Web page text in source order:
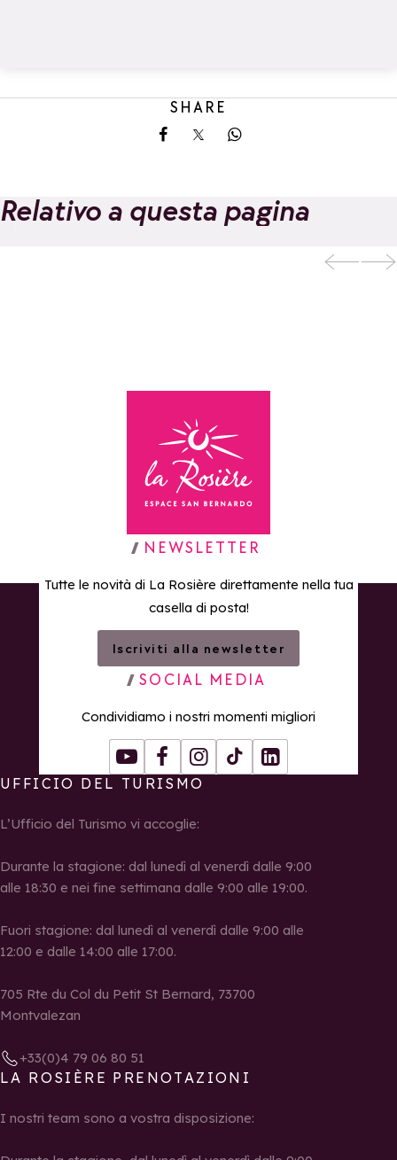
SHARE
Share on Facebook
Share on X
Share on Whatsapp
Relativo a questa pagina
Torna alla home page
NEWSLETTER
Tutte le novità di La Rosière direttamente nella tua
casella di posta!
Iscriviti alla newsletter
SOCIAL MEDIA
Condividiamo i nostri momenti migliori
YoutubeFacebookInstagram
Tiktok LinkedIn
UFFICIO DEL TURISMO
L’Ufficio del Turismo vi accoglie:
Durante la stagione: dal lunedì al venerdì dalle 9:00
alle 18:30 e nei fine settimana dalle 9:00 alle 19:00.
Fuori stagione: dal lunedì al venerdì dalle 9:00 alle
12:00 e dalle 14:00 alle 17:00.
705 Rte du Col du Petit St Bernard, 73700
Montvalezan
+33(0)4 79 06 80 51
LA ROSIÈRE PRENOTAZIONI
I nostri team sono a vostra disposizione: